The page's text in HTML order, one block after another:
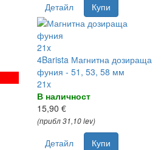
Детайл Купи
21x
4Barista Магнитна дозираща
фуния - 51, 53, 58 мм
21x
В наличност
15,90 €
(прибл 31,10 lev)
Детайл Купи